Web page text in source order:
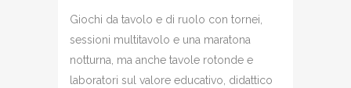
Giochi da tavolo e di ruolo con tornei,
sessioni multitavolo e una maratona
notturna, ma anche tavole rotonde e
laboratori sul valore educativo, didattico